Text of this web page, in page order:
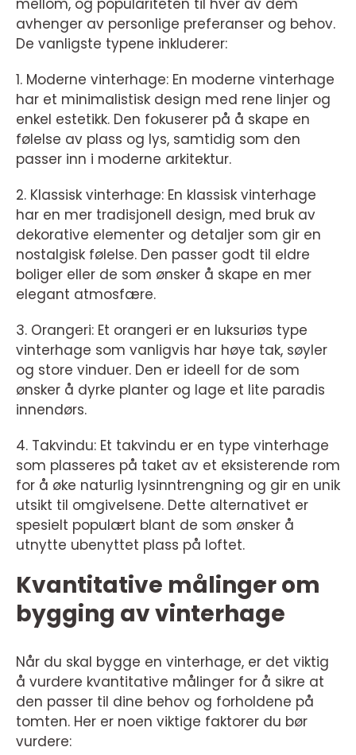
mellom, og populariteten til hver av dem
avhenger av personlige preferanser og behov.
De vanligste typene inkluderer:
1. Moderne vinterhage: En moderne vinterhage
har et minimalistisk design med rene linjer og
enkel estetikk. Den fokuserer på å skape en
følelse av plass og lys, samtidig som den
passer inn i moderne arkitektur.
2. Klassisk vinterhage: En klassisk vinterhage
har en mer tradisjonell design, med bruk av
dekorative elementer og detaljer som gir en
nostalgisk følelse. Den passer godt til eldre
boliger eller de som ønsker å skape en mer
elegant atmosfære.
3. Orangeri: Et orangeri er en luksuriøs type
vinterhage som vanligvis har høye tak, søyler
og store vinduer. Den er ideell for de som
ønsker å dyrke planter og lage et lite paradis
innendørs.
4. Takvindu: Et takvindu er en type vinterhage
som plasseres på taket av et eksisterende rom
for å øke naturlig lysinntrengning og gir en unik
utsikt til omgivelsene. Dette alternativet er
spesielt populært blant de som ønsker å
utnytte ubenyttet plass på loftet.
Kvantitative målinger om
bygging av vinterhage
Når du skal bygge en vinterhage, er det viktig
å vurdere kvantitative målinger for å sikre at
den passer til dine behov og forholdene på
tomten. Her er noen viktige faktorer du bør
vurdere: